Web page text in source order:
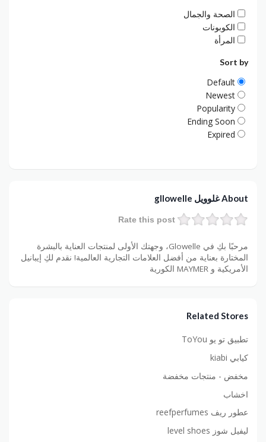
الصحة والجمال
الكوبونات
المرأة
Sort by
Default
Newest
Popularity
Ending Soon
Expired
About غلوويل gllowelle
Rate this post
مرحبًا بكِ في Glowelle، وجهتك الأولى لمنتجات العناية بالبشرة
المختارة بعناية من أفضل العلامات التجارية العالمية! نقدم لكِ إيبانيل
الأمريكية و MAYMER الكورية
Related Stores
تطبيق تو يو ToYou
كيابي kiabi
مخفض - منتجات مخفضة
اخشاب
عطور ريف reefperfumes
ليفيل شوز level shoes